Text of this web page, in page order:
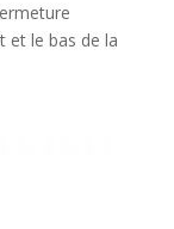
et le bas de la